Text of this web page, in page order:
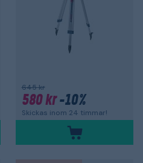
645 kr
580 kr-10%
Skickas inom 24 timmar!